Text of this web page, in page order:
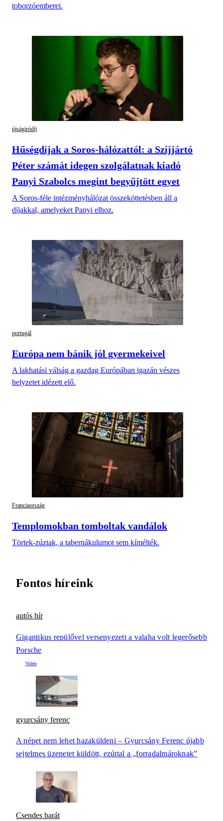
toborzóemberei.
újságíródíj
Hűségdíjak a Soros-hálózattól: a Szijjártó
Péter számát idegen szolgálatnak kiadó
Panyi Szabolcs megint begyűjtött egyet
A Soros-féle intézményhálózat összeköttetésben áll a
díjakkal, amelyeket Panyi elhoz.
portugál
Európa nem bánik jól gyermekeivel
A lakhatási válság a gazdag Európában igazán vészes
helyzetet idézett elő.
Franciaország
Templomokban tomboltak vandálok
Törtek-zúztak, a tabernákulumot sem kímélték.
Fontos híreink
autós hír
Gigantikus repülővel versenyezett a valaha volt legerősebb
Porsche
gyurcsány ferenc
A népet nem lehet hazaküldeni – Gyurcsány Ferenc újabb
sejtelmes üzenetet küldött, ezúttal a „forradalmároknak”
Csendes barát